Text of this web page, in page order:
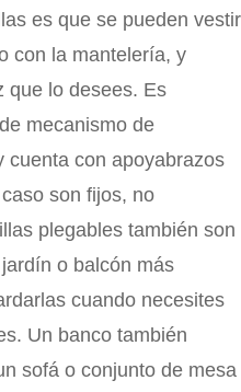
es que se pueden vestir
con la mantelería, y
que lo desees. Es
mecanismo de
cuenta con apoyabrazos
son fijos, no
plegables también son
o balcón más
cuando necesites
Un banco también
sofá o conjunto de mesa